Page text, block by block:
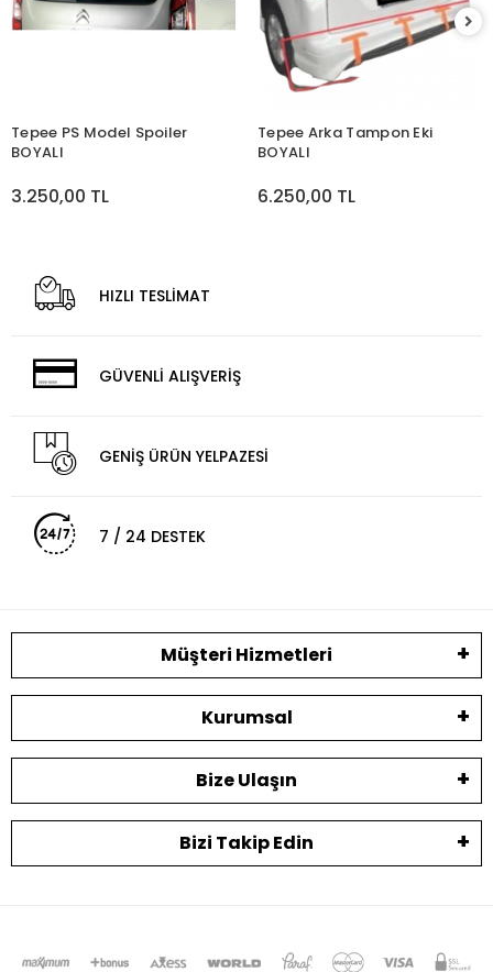
Tepee PS Model Spoiler
BOYALI
3.250,00 TL
Tepee Arka Tampon Eki
BOYALI
6.250,00 TL
HIZLI TESLİMAT
GÜVENLİ ALIŞVERİŞ
GENİŞ ÜRÜN YELPAZESİ
7 / 24 DESTEK
Müşteri Hizmetleri
Kurumsal
Bize Ulaşın
Bizi Takip Edin